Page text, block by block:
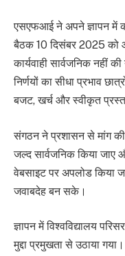
एसएफआई ने अपने ज्ञापन में
बैठक 10 दिसंबर 2025 को
कार्यवाही सार्वजनिक नहीं
निर्णयों का सीधा प्रभाव
बजट, खर्च और स्वीकृत
संगठन ने प्रशासन से मांग की
जल्द सार्वजनिक किया जाए
वेबसाइट पर अपलोड किया
जवाबदेह बन सके।
ज्ञापन में विश्वविद्यालय
मुद्दा प्रमुखता से उठाया